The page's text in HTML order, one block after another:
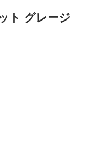
ト グレージ